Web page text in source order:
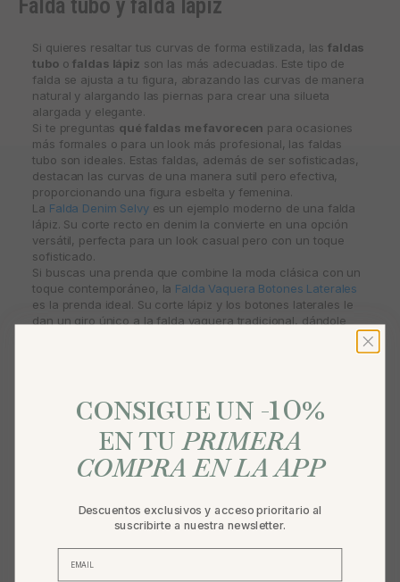
Falda tubo y falda lápiz
Si quieres resaltar tus curvas de forma estilizada, lasfaldas
tuboofaldas lápiz son las más adecuadas. Este tipo de
falda se ajusta a tu figura, abrazando las curvas de manera
natural y alargando las piernas para crear una silueta
alargada y elegante.
Si te preguntas qué faldas me favorecen para ocasiones
más formales o para un look más profesional, las faldas
tubo son ideales. Estas faldas, además de ser sofisticadas,
destacan las curvas de una manera sutil pero efectiva,
proporcionando una figura esbelta y femenina.
La Falda Denim Selvyes un ejemplo moderno de una falda
lápiz. Su corte recto en denim la convierte en una opción
versátil, perfecta para un look casual pero con un toque
sofisticado.
Si buscas una prenda que combine la moda clásica con un
toque contemporáneo, la Falda Vaquera Botones Laterales
es la prenda ideal. Su corte lápiz y los botones laterales le
dan un giro único a la falda vaquera tradicional, dándole
es una
CONSIGUE UN -10%
EN TUPRIMERA
COMPRA EN LA APP
Descuentos exclusivos y acceso prioritario al
suscribirte a nuestra newsletter.